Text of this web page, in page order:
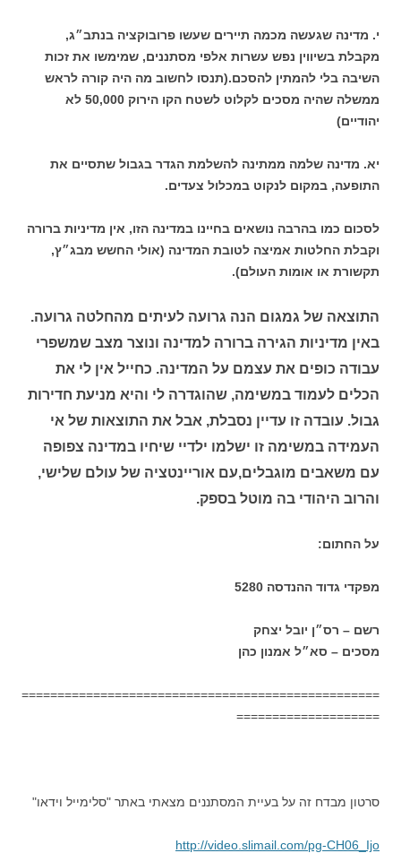
י. מדינה שגעשה מכמה תיירים שעשו פרובוקציה בנתב״ג,
מקבלת בשיווין נפש עשרות אלפי מסתננים, שמימשו את זכות
השיבה בלי להמתין להסכם.(תנסו לחשוב מה היה קורה לראש
ממשלה שהיה מסכים לקלוט לשטח הקו הירוק 50,000 לא
יהודיים)
יא. מדינה שלמה ממתינה להשלמת הגדר בגבול שתסיים את
התופעה, במקום לנקוט במכלול צעדים.
לסכום כמו בהרבה נושאים בחיינו במדינה הזו, אין מדיניות ברורה
וקבלת החלטות אמיצה לטובת המדינה (אולי החשש מבג״ץ,
תקשורת או אומות העולם).
התוצאה של גמגום הנה גרועה לעיתים מהחלטה גרועה.
באין מדיניות הגירה ברורה למדינה ונוצר מצב שמשפרי
עבודה כופים את עצמם על המדינה. כחייל אין לי את
הכלים לעמוד במשימה, שהוגדרה לי והיא מניעת חדירות
גבול. עובדה זו עדיין נסבלת, אבל את התוצאות של אי
העמידה במשימה זו ישלמו ילדיי שיחיו במדינה צפופה
עם משאבים מוגבלים,עם אוריינטציה של עולם שלישי,
והרוב היהודי בה מוטל בספק.
על החתום:
מפקדי גדוד ההנדסה 5280
רשם – רס״ן יובל יצחק
מסכים – סא״ל אמנון כהן
==================================================
====================
סרטון מבדח זה על בעיית המסתננים מצאתי באתר "סלימייל וידאו"
http://video.slimail.com/pg-CH06_Ijo